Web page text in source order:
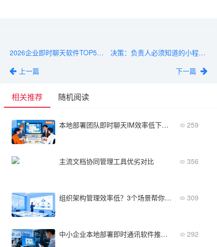
2026企业即时聊天软件TOP5推荐
上一篇
决策：负责人必须知道的小程序即时聊天im选型
下一篇
相关推荐 随机阅读
本地部署团队即时聊天IM效率低下怎么办 259
主流文档协同管理工具优劣对比 356
组织架构管理效率低？3个场景帮你理顺 309
中小企业本地部署即时通讯软件推荐：预算与功能完美匹配 292